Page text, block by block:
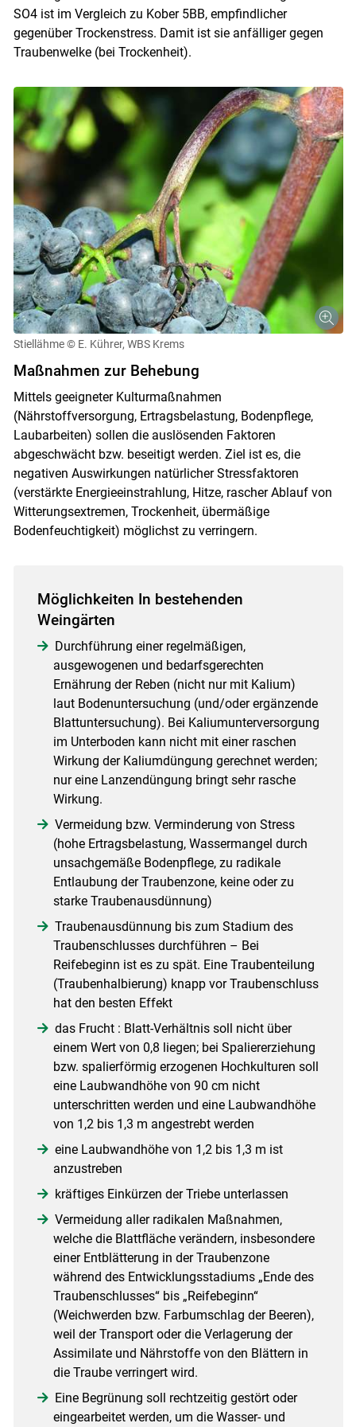
SO4 ist im Vergleich zu Kober 5BB, empfindlicher
gegenüber Trockenstress. Damit ist sie anfälliger gegen
Traubenwelke (bei Trockenheit).
Stiellähme © E. Kührer, WBS Krems
Maßnahmen zur Behebung
Mittels geeigneter Kulturmaßnahmen
(Nährstoffversorgung, Ertragsbelastung, Bodenpflege,
Laubarbeiten) sollen die auslösenden Faktoren
abgeschwächt bzw. beseitigt werden. Ziel ist es, die
negativen Auswirkungen natürlicher Stressfaktoren
(verstärkte Energieeinstrahlung, Hitze, rascher Ablauf von
Witterungsextremen, Trockenheit, übermäßige
Bodenfeuchtigkeit) möglichst zu verringern.
Möglichkeiten In bestehenden
Weingärten
Durchführung einer regelmäßigen,
ausgewogenen und bedarfsgerechten
Ernährung der Reben (nicht nur mit Kalium)
laut Bodenuntersuchung (und/oder ergänzende
Blattuntersuchung). Bei Kaliumunterversorgung
im Unterboden kann nicht mit einer raschen
Wirkung der Kaliumdüngung gerechnet werden;
nur eine Lanzendüngung bringt sehr rasche
Wirkung.
Vermeidung bzw. Verminderung von Stress
(hohe Ertragsbelastung, Wassermangel durch
unsachgemäße Bodenpflege, zu radikale
Entlaubung der Traubenzone, keine oder zu
starke Traubenausdünnung)
Traubenausdünnung bis zum Stadium des
Traubenschlusses durchführen – Bei
Reifebeginn ist es zu spät. Eine Traubenteilung
(Traubenhalbierung) knapp vor Traubenschluss
hat den besten Effekt
das Frucht : Blatt-Verhältnis soll nicht über
einem Wert von 0,8 liegen; bei Spaliererziehung
bzw. spalierförmig erzogenen Hochkulturen soll
eine Laubwandhöhe von 90 cm nicht
unterschritten werden und eine Laubwandhöhe
von 1,2 bis 1,3 m angestrebt werden
eine Laubwandhöhe von 1,2 bis 1,3 m ist
anzustreben
kräftiges Einkürzen der Triebe unterlassen
Vermeidung aller radikalen Maßnahmen,
welche die Blattfläche verändern, insbesondere
einer Entblätterung in der Traubenzone
während des Entwicklungsstadiums „Ende des
Traubenschlusses“ bis „Reifebeginn“
(Weichwerden bzw. Farbumschlag der Beeren),
weil der Transport oder die Verlagerung der
Assimilate und Nährstoffe von den Blättern in
die Traube verringert wird.
Eine Begrünung soll rechtzeitig gestört oder
eingearbeitet werden, um die Wasser- und